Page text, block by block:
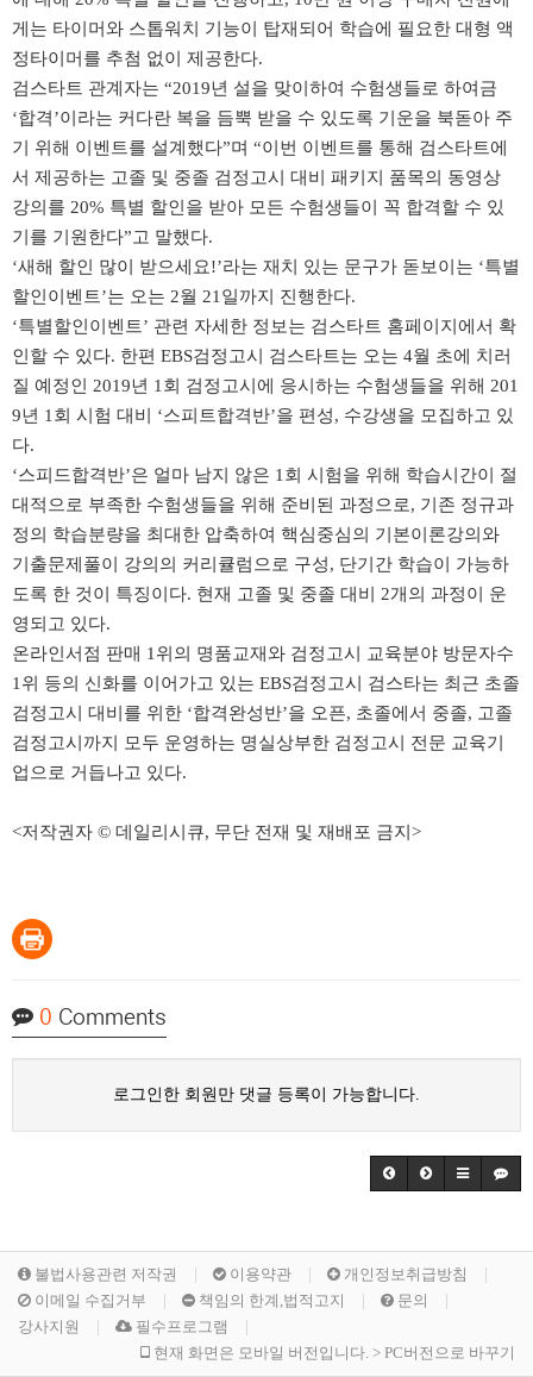
게는 타이머와 스톱워치 기능이 탑재되어 학습에 필요한 대형 액
정타이머를 추첨 없이 제공한다.
검스타트 관계자는 “2019년 설을 맞이하여 수험생들로 하여금
‘합격’이라는 커다란 복을 듬뿍 받을 수 있도록 기운을 북돋아 주
기 위해 이벤트를 설계했다”며 “이번 이벤트를 통해 검스타트에
서 제공하는 고졸 및 중졸 검정고시 대비 패키지 품목의 동영상
강의를 20% 특별 할인을 받아 모든 수험생들이 꼭 합격할 수 있
기를 기원한다”고 말했다.
‘새해 할인 많이 받으세요!’라는 재치 있는 문구가 돋보이는 ‘특별
할인이벤트’는 오는 2월 21일까지 진행한다.
‘특별할인이벤트’ 관련 자세한 정보는 검스타트 홈페이지에서 확
인할 수 있다. 한편 EBS검정고시 검스타트는 오는 4월 초에 치러
질 예정인 2019년 1회 검정고시에 응시하는 수험생들을 위해 201
9년 1회 시험 대비 ‘스피트합격반’을 편성, 수강생을 모집하고 있
다.
‘스피드합격반’은 얼마 남지 않은 1회 시험을 위해 학습시간이 절
대적으로 부족한 수험생들을 위해 준비된 과정으로, 기존 정규과
정의 학습분량을 최대한 압축하여 핵심중심의 기본이론강의와
기출문제풀이 강의의 커리큘럼으로 구성, 단기간 학습이 가능하
도록 한 것이 특징이다. 현재 고졸 및 중졸 대비 2개의 과정이 운
영되고 있다.
온라인서점 판매 1위의 명품교재와 검정고시 교육분야 방문자수
1위 등의 신화를 이어가고 있는 EBS검정고시 검스타는 최근 초졸
검정고시 대비를 위한 ‘합격완성반’을 오픈, 초졸에서 중졸, 고졸
검정고시까지 모두 운영하는 명실상부한 검정고시 전문 교육기
업으로 거듭나고 있다.
<저작권자 © 데일리시큐, 무단 전재 및 재배포 금지>
0 Comments
로그인한 회원만 댓글 등록이 가능합니다.
불법사용관련 저작권 이용약관
개인정보취급방침
이메일 수집거부
책임의 한계,법적고지
문의
강사지원
필수프로그램
현재 화면은 모바일 버전입니다. > PC버전으로 바꾸기